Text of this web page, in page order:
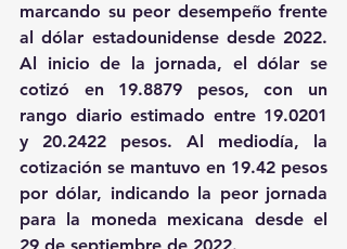
marcando su peor desempeño frente
al dólar estadounidense desde 2022.
Al inicio de la jornada, el dólar se
cotizó en 19.8879 pesos, con un
rango diario estimado entre 19.0201
y 20.2422 pesos. Al mediodía, la
cotización se mantuvo en 19.42 pesos
por dólar, indicando la peor jornada
para la moneda mexicana desde el